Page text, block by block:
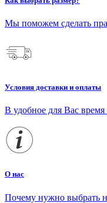
Мы поможем сделать
Условия доставки и оплаты
В удобное для Вас время
О нас
Почему нужно выбрать